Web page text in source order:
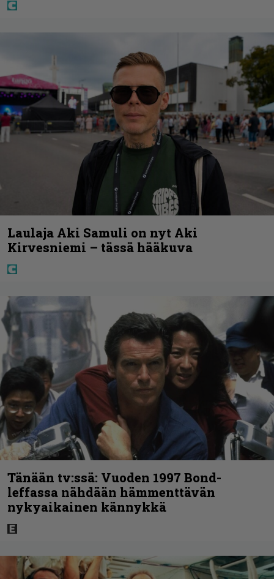
Laulaja Aki Samuli on nyt Aki
Kirvesniemi – tässä hääkuva
Tänään tv:ssä: Vuoden 1997 Bond-
leffassa nähdään hämmenttävän
nykyaikainen kännykkä